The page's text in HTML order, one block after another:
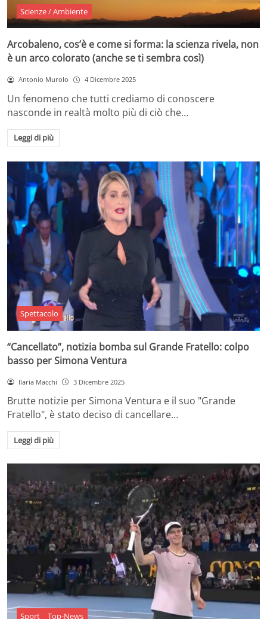
Scienze / Ambiente
Arcobaleno, cos’è e come si forma: la scienza rivela, non
è un arco colorato (anche se ti sembra così)
Antonio Murolo 4 Dicembre 2025
Un fenomeno che tutti crediamo di conoscere
nasconde in realtà molto più di ciò che…
Leggi di più
Spettacolo
“Cancellato”, notizia bomba sul Grande Fratello: colpo
basso per Simona Ventura
Ilaria Macchi 3 Dicembre 2025
Brutte notizie per Simona Ventura e il suo "Grande
Fratello", è stato deciso di cancellare…
Leggi di più
Sport Top-News